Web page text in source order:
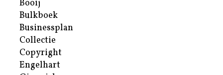
Booij
Bulkboek
Businessplan
Collectie
Copyright
Engelhart